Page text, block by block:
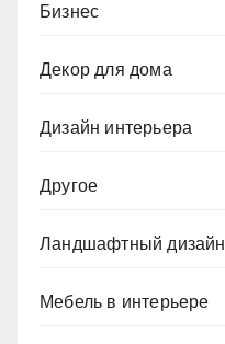
Бизнес
Декор для дома
Дизайн интерьера
Другое
Ландшафтный дизайн
Мебель в интерьере